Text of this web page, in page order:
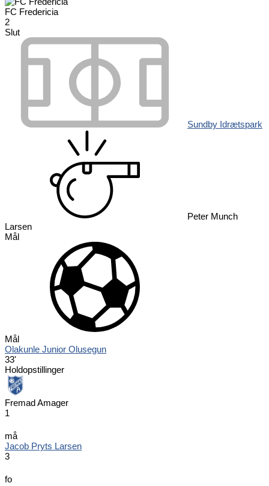
FC Fredericia
2
Slut
Sundby Idrætspark
Peter Munch
Larsen
Mål
Mål
Olakunle Junior Olusegun
33'
Holdopstillinger
Fremad Amager
1
må
Jacob Pryts Larsen
3
fo